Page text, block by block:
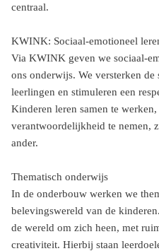
centraal.
KWINK: Sociaal-emotioneel
Via KWINK geven we sociaal-
ons onderwijs. We versterken
leerlingen en stimuleren een
Kinderen leren samen te
verantwoordelijkheid te nemen,
ander.
Thematisch onderwijs
In de onderbouw werken we
belevingswereld van de
de wereld om zich heen, met
creativiteit. Hierbij staan